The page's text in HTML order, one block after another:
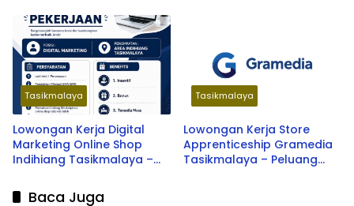
Tasikmalaya
Lowongan Kerja Digital
Marketing Online Shop
Indihiang Tasikmalaya –
Tasikmalaya
Lowongan Kerja Store
Apprenticeship Gramedia
Tasikmalaya – Peluang
Baca Juga